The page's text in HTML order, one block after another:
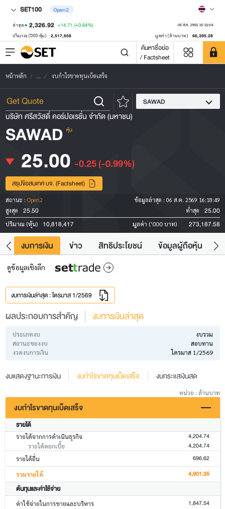
SET100 Open2
ล่าสุด 2,326.92 +14.71 (+0.64%) 06 ส.ค. 2569 16:19:04
ปริมาณ ('000 หุ้น) 2,517,658 มูลค่า (ล้านบาท) 66,395.28
ค้นหาชื่อย่อ
/ Factsheet
หน้าหลัก ... งบกำไรขาดทุนเบ็ดเสร็จ
SAWAD
บริษัท ศรีสวัสดิ์ คอร์ปอเรชั่น จำกัด (มหาชน)
SAWAD หุ้น
25.00 -0.25(-0.99%)
สรุปข้อสนเทศ บจ. (Factsheet)
สถานะ : Open2 ข้อมูลล่าสุด : 06 ส.ค. 2569 16:18:49
สูงสุด
25.50 ต่ำสุด 25.00
ปริมาณ (หุ้น) 10,818,417 มูลค่า ('000 บาท) 273,187.58
งบการเงิน ข่าว สิทธิประโยชน์ ข้อมูลผู้ถือหุ้น
ดูข้อมูลเชิงลึก
งบการเงินล่าสุด : ไตรมาส 1/2569
ผลประกอบการสำคัญ งบการเงินล่าสุด
ประเภทงบ
งบรวม
สถานะของงบ
สอบทาน
งวดงบการเงิน
ไตรมาส 1/2569
งบแสดงฐานะการเงิน งบกำไรขาดทุนเบ็ดเสร็จ งบกระแสเงินสด
หน่วย : ล้านบาท
งบกำไรขาดทุนเบ็ดเสร็จ
รายได้
รายได้จากการดำเนินธุรกิจ 4,204.74
รายได้ดอกเบี้ย 4,204.74
รายได้อื่น 696.62
รวมรายได้ 4,901.35
ต้นทุนและค่าใช้จ่าย
ค่าใช้จ่ายในการขายและบริหาร 1,847.54